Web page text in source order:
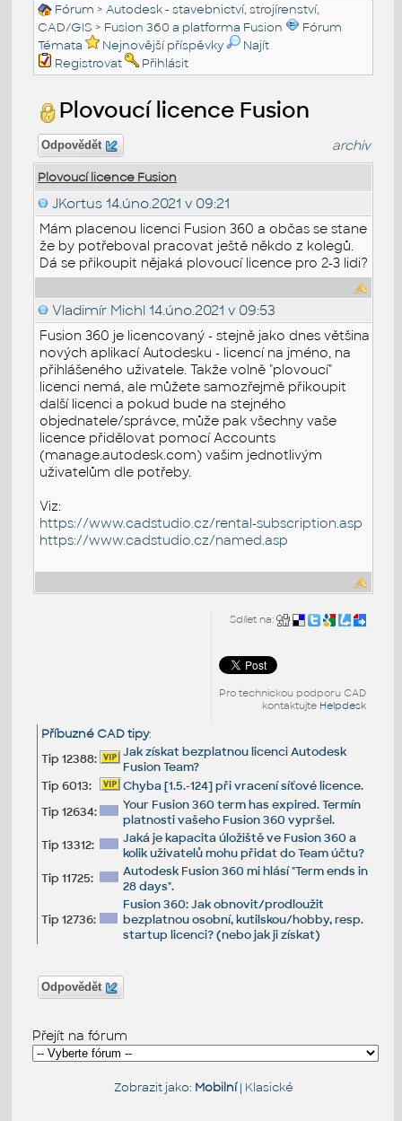
Fórum >Autodesk - stavebnictví, strojírenství,
CAD/GIS > Fusion 360 a platforma Fusion
Fórum
Témata
Nejnovější příspěvky
Najít
Registrovat
Přihlásit
Plovoucí licence Fusion
Odpovědět archiv
Plovoucí licence Fusion
JKortus 14.úno.2021 v 09:21
Mám placenou licenci Fusion 360 a občas se stane
že by potřeboval pracovat ještě někdo z kolegů.
Dá se přikoupit nějaká plovoucí licence pro 2-3 lidi?
Vladimír Michl 14.úno.2021 v 09:53
Fusion 360 je licencovaný - stejně jako dnes většina
nových aplikací Autodesku - licencí na jméno, na
přihlášeného uživatele. Takže volně "plovoucí"
licenci nemá, ale můžete samozřejmě přikoupit
další licenci a pokud bude na stejného
objednatele/správce, může pak všechny vaše
licence přidělovat pomocí Accounts
(manage.autodesk.com) vašim jednotlivým
uživatelům dle potřeby.
Viz:
https://www.cadstudio.cz/rental-subscription.asp
https://www.cadstudio.cz/named.asp
Sdílet na:
Pro technickou podporu CAD
kontaktujte Helpdesk
Příbuzné CAD tipy:
Tip 12388:
Jak získat bezplatnou licenci Autodesk
Fusion Team?
Tip 6013:
Chyba [1.5.-124] při vracení síťové licence.
Tip 12634:
Your Fusion 360 term has expired. Termín
platnosti vašeho Fusion 360 vypršel.
Tip 13312:
Jaká je kapacita úložiště ve Fusion 360 a
kolik uživatelů mohu přidat do Team účtu?
Tip 11725:
Autodesk Fusion 360 mi hlásí "Term ends in
28 days".
Tip 12736:
Fusion 360: Jak obnovit/prodloužit
bezplatnou osobní, kutilskou/hobby, resp.
startup licenci? (nebo jak ji získat)
Odpovědět
Přejít na fórum
Zobrazit jako: Mobilní| Klasické